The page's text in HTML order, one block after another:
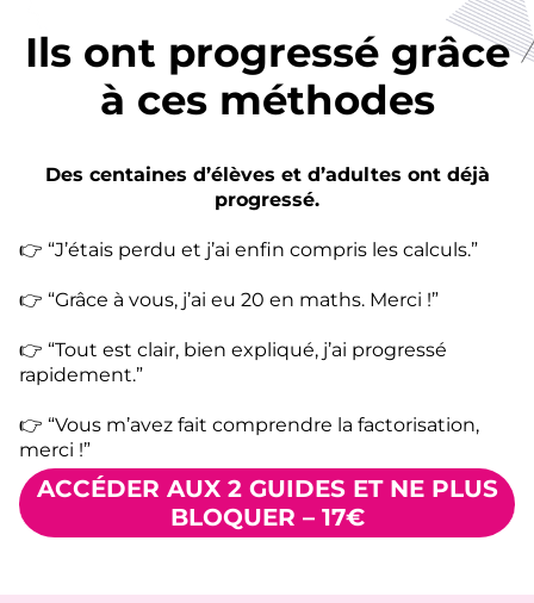
Ils ont progressé grâce
à ces méthodes
Des centaines d’élèves et d’adultes ont déjà
progressé.
👉 “J’étais perdu et j’ai enfin compris les calculs.”
👉 “Grâce à vous, j’ai eu 20 en maths. Merci !”
👉 “Tout est clair, bien expliqué, j’ai progressé
rapidement.”
👉 “Vous m’avez fait comprendre la factorisation,
merci !”
ACCÉDER AUX 2 GUIDES ET NE PLUS
BLOQUER – 17€